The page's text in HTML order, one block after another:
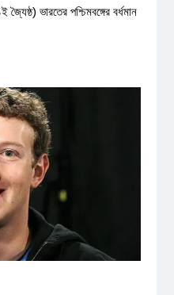
ভারতের পশ্চিমবঙ্গের বর্ধমান